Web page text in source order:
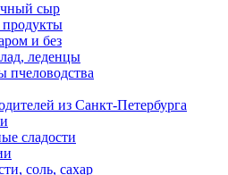
сыр
продукты
и без
леденцы
пчеловодства
из Санкт-Петербурга
сладости
соль, сахар